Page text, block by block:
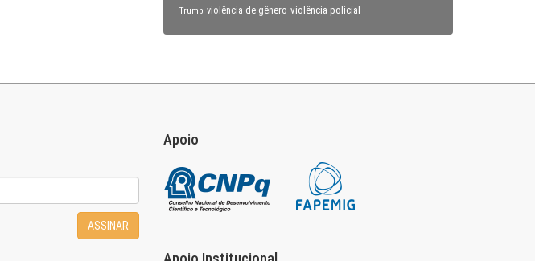
Trump violência de gênero violência policial
ASSINAR
Apoio